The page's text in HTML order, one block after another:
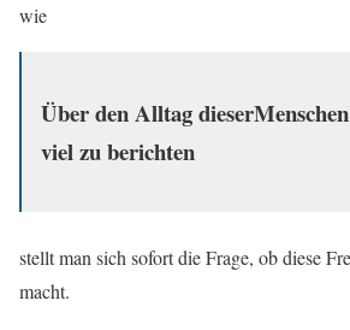
wie
Über den Alltag
viel zu berichten
stellt man sich sofort die Frage, ob diese
macht.